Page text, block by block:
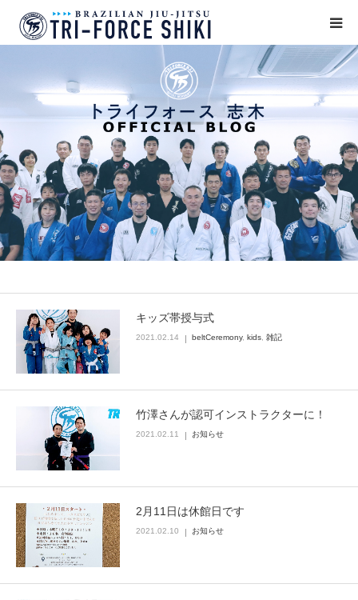
キッズ帯授与式
2021.02.14 beltCeremony, kids 雑記
竹澤さんが認可インストラクターに！
2021.02.11 お知らせ
2月11日は休館日です
2021.02.10 お知らせ
タイムテーブル
BLOG
アクセス
English